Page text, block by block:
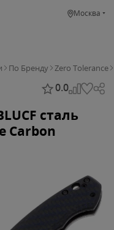
Москва
По Бренду Zero Tolerance
0.0
сталь
Carbon